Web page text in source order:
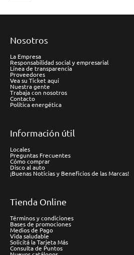
Nosotros
La Empresa
Responsabilidad social y empresarial
Línea de transparencia
Proveedores
Vea su Ticket aquí
Nuestra gente
Trabaja con nosotros
Contacto
Política energética
Información útil
Locales
Preguntas Frecuentes
Cómo comprar
Disco al auto
¡Buenas Noticias y Beneficios de las Marcas!
Tienda Online
Términos y condiciones
Bases de promociones
Medios de Pago
Vida saludable
Solicitá la Tarjeta Más
Consulta de Puntos